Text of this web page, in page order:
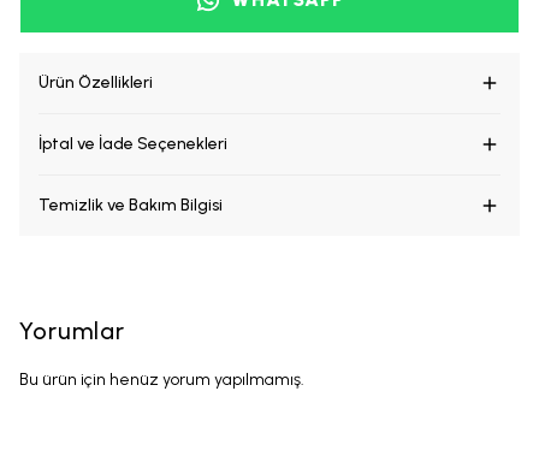
Ürün Özellikleri
İptal ve İade Seçenekleri
Temizlik ve Bakım Bilgisi
Yorumlar
Bu ürün için henüz yorum yapılmamış.